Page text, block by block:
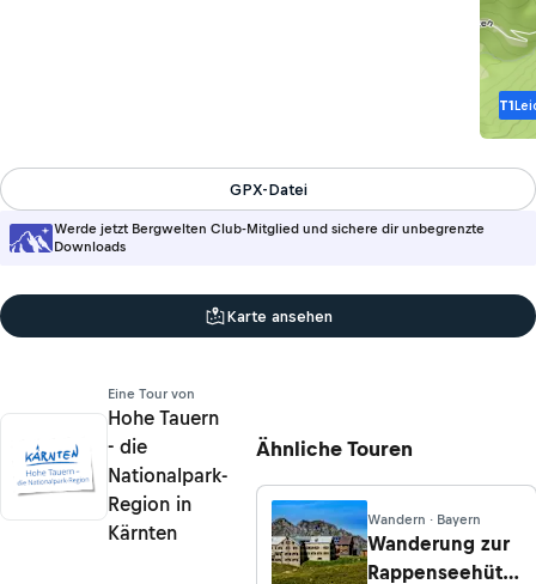
T1
Werde jetzt Bergwelten Club-Mitglied und sichere dir unbegrenzte
Downloads
GPX-Datei
Karte ansehen
Eine Tour von
Hohe Tauern
- die
Nationalpark-
Region in
Kärnten
Ähnliche Touren
Wandern · Bayern
Wanderung zur
Rappenseehütte